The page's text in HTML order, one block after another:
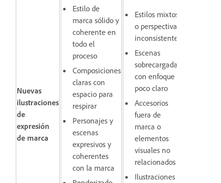
Nuevas
ilustraciones
de
expresión
de marca
Estilo de
marca sólido y
coherente en
todo el
proceso
Composiciones
claras con
espacio para
respirar
Personajes y
escenas
expresivos y
coherentes
con la marca
Estilos mixtos
o perspectivas
inconsistentes
Escenas
sobrecargadas
con enfoque
poco claro
Accesorios
fuera de
marca o
elementos
visuales no
relacionados
Ilustraciones